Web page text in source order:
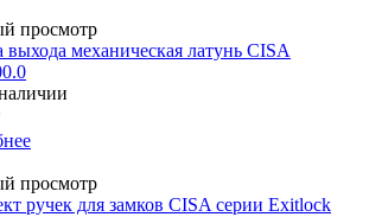
просмотр
выхода механическая латунь CISA
просмотр
ручек для замков CISA серии Exitlock